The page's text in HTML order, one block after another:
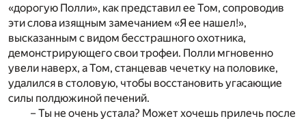
«дорогую Полли», как представил ее Том, сопроводив
эти слова изящным замечанием «Я ее нашел!»,
высказанным с видом бесстрашного охотника,
демонстрирующего свои трофеи. Полли мгновенно
увели наверх, а Том, станцевав чечетку на половике,
удалился в столовую, чтобы восстановить угасающие
силы полдюжиной печений.
– Ты не очень устала? Может хочешь прилечь после